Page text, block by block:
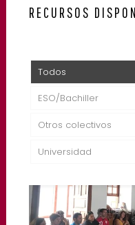
RECURSOS
Todos
ESO/Bachiller
Otros colectivos
Universidad